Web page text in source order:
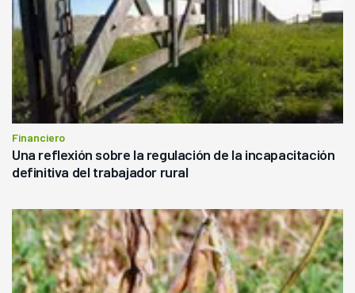
Financiero
Una reflexión sobre la regulación de la incapacitación
definitiva del trabajador rural